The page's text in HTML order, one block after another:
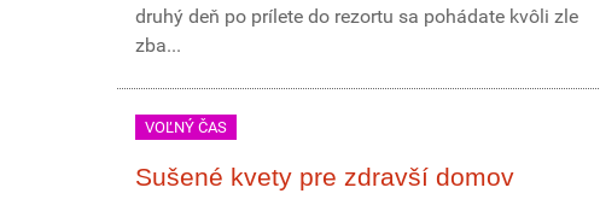
druhý deň po prílete do rezortu sa pohádate kvôli zle
zba...
VOĽNÝ ČAS
Sušené kvety pre zdravší domov